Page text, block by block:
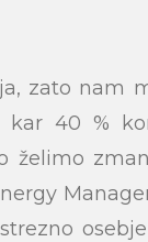
zato nam
40 %